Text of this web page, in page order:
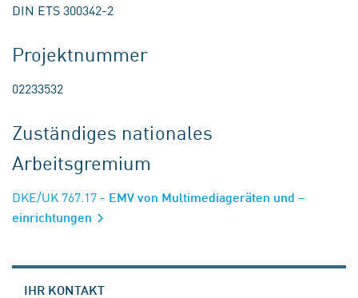
DIN ETS 300342-2
Projektnummer
02233532
Zuständiges nationales
Arbeitsgremium
DKE/UK 767.17 - EMV von Multimediageräten und –
einrichtungen
IHR KONTAKT